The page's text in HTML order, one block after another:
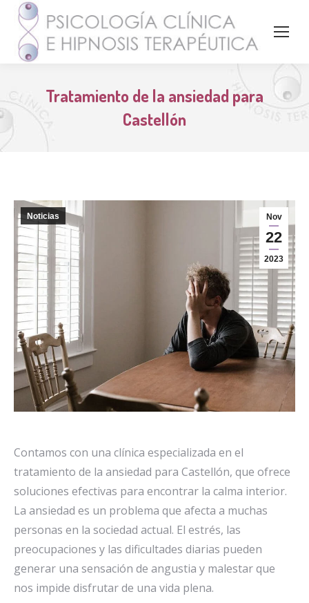
Tratamiento de la ansiedad para
Castellón
Nov
22
2023
Noticias
Contamos con una clínica especializada en el
tratamiento de la ansiedad para Castellón, que ofrece
soluciones efectivas para encontrar la calma interior.
La ansiedad es un problema que afecta a muchas
personas en la sociedad actual. El estrés, las
preocupaciones y las dificultades diarias pueden
generar una sensación de angustia y malestar que
nos impide disfrutar de una vida plena.